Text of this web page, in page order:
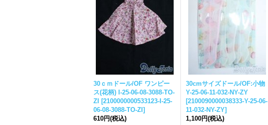
30ｃｍドール/OF ワンピー
ス(花柄) I-25-06-08-3088-TO-
ZI
[2100000000533123-I-25-
06-08-3088-TO-ZI ]
610円(税込)
30cmサイズドール/OF:小物
Y-25-06-11-032-NY-ZY
[2100090000038333-Y-25-06-
11-032-NY-ZY]
1,100円(税込)